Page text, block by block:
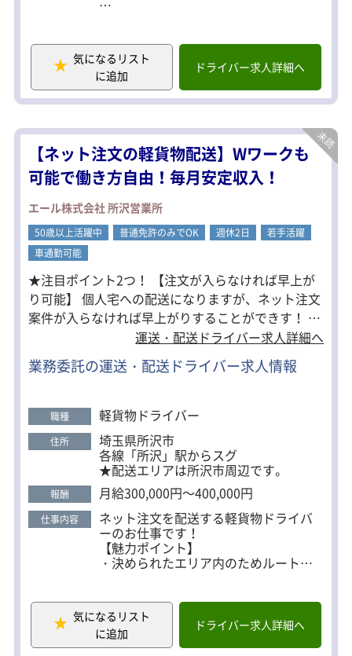
身体への負担も少なめ！
荷物はすべてカゴ台車。
手積み・手降ろしはありません。
さらに検品作業もないので、配送に集
中できます。
こんな方におすすめ
・ドライバーに挑戦してみたい
・正社員として安定した仕事がしたい
・人間関係がいい会社で働きたい
・身体への負担が少ない仕事がいい
・運転が好き
気になるリスト
に追加
ドライバー求人詳細へ
【ネット注文の軽貨物配送】Wワークも
可能で働き方自由！毎月安定収入！
エール株式会社 所沢営業所
50歳以上活躍中 普通免許のみでOK 週休2日
若手活躍
車通勤可能
★注目ポイント2つ！ 【注文が入らなければ早上が
り可能】 個人宅への配送になりますが、ネット注文
案件が入らなければ早上がりすることができす！ 安
定して稼ぎながらプライベートを充実させることが
できます。 【ゆとりある配送スケジュール】 1日平
均20店舗の配送のため、一般的な個宅配送よりも時
ースで配送することが可能です。 女性も大活躍
中！！
運送・配送ドライバー求人詳細へ
業務委託の運送・配送ドライバー求人情報
職種 軽貨物ドライバー
住所 埼玉県所沢市
各線「所沢」駅からスグ
★配送エリアは所沢市周辺です。
報酬 月給300,000円～400,000円
仕事内容 ネット注文を配送する軽貨物ドライバ
ーのお仕事です！
【魅力ポイント】
・決められたエリア内のためルートが
・配送スケジュールに余裕あり
（ネット注文がされてから、配送時間3
時間あり）
気になるリスト
に追加
ドライバー求人詳細へ